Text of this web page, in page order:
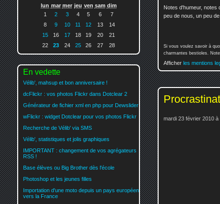
Notes d'humeur, notes
peu de nous, un peu
Si vous voulez savoir à
charmantes bestioles.
Afficher les mentions
mardi 23 février 2010 à
lun mar mer jeu ven sam dim
1
2 3 4 5 6
7
8
9 10 11 12 13
14
15
16 17 18 19 20
21
22
23 24 25 26 27 28
En vedette
Vélib', mahsup et bon anniversaire !
dcFlickr : vos photos Flickr dans Dotclear 2
Générateur de fichier xml en php pour Dewslider
wFlickr : widget Dotclear pour vos photos Flickr
Recherche de Vélib' via SMS
Vélib', statistiques et jolis graphiques
IMPORTANT : changement de vos agrégateurs
RSS !
Base élèves ou Big Brother dès l'école
Photoshop et les jeunes filles
Importation d'une moto depuis un pays européen
vers la France